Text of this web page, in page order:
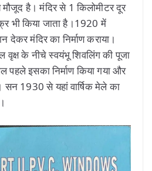
है। मंदिर से 1 किलोमीटर दूर
भी किया जाता है।1920 में
देकर मंदिर का निर्माण कराया।
वृक्ष के नीचे स्वयंभू शिवलिंग की पूजा
पहले इसका निर्माण किया गया और
1930 से यहां वार्षिक मेले का